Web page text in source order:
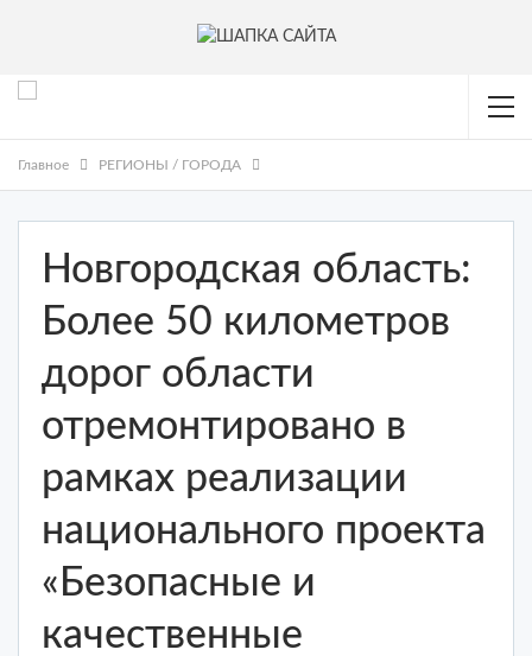
Главное РЕГИОНЫ / ГОРОДА
Новгородская область:
Более 50 километров
дорог области
отремонтировано в
рамках реализации
национального проекта
«Безопасные и
качественные